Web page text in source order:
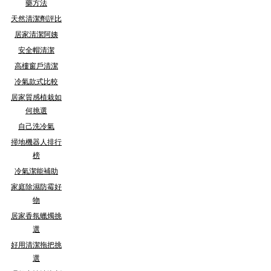
藥方法
天然清潔劑評比
居家清潔阿姨
安全帽清潔
高樓窗戶清潔
冷氣款式比較
居家質感植栽如
何挑選
自己洗冷氣
掃地機器人排行
榜
冷氣潔能補助
家庭除濕防霉好
物
居家香氛蠟燭挑
選
好用清潔拖把挑
選